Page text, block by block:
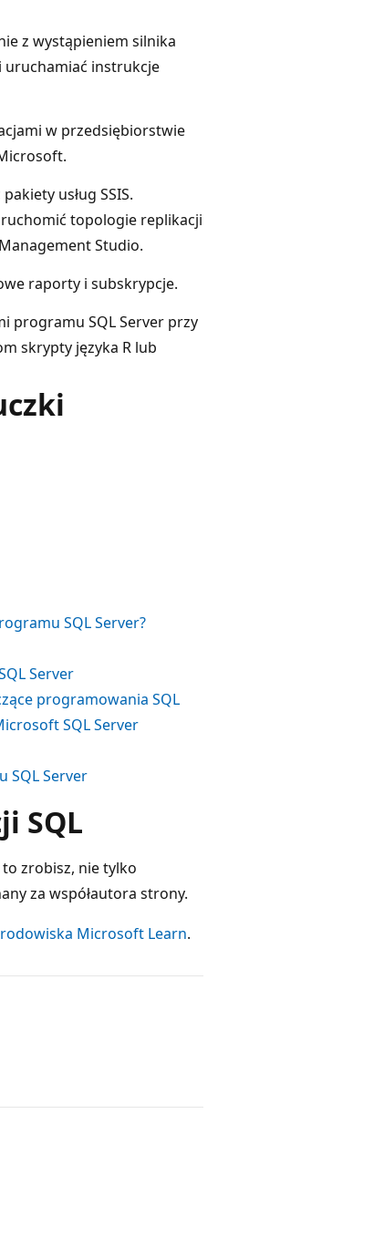
z wystąpieniem silnika
uruchamiać instrukcje
w przedsiębiorstwie
usług SSIS.
topologie replikacji
Studio.
raporty i subskrypcje.
programu SQL Server przy
skrypty języka R lub
SQL Server?
Server
programowania SQL
SQL Server
SQL Server
SQL
to zrobisz, nie tylko
za współautora strony.
Microsoft Learn.